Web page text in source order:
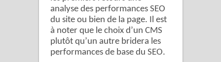
analyse des performances SEO
du site ou bien de la page. Il est
à noter que le choix d’un CMS
plutôt qu’un autre bridera les
performances de base du SEO.